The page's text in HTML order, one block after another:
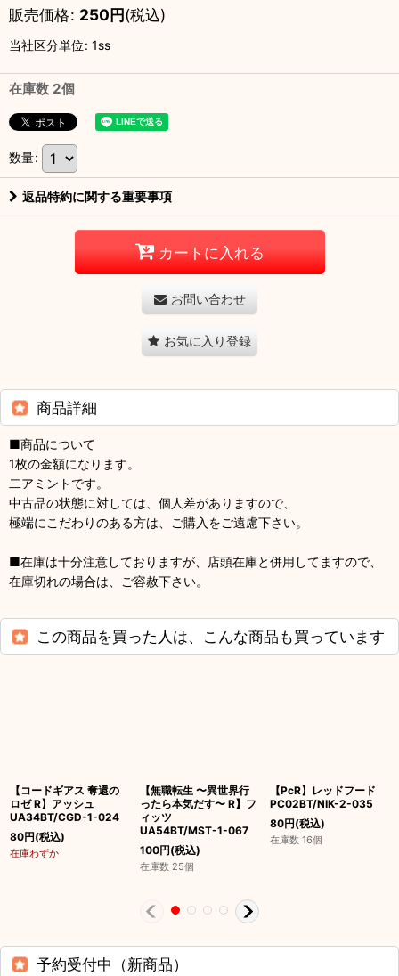
販売価格: 250円(税込)
当社区分単位: 1ss
在庫数 2個
数量:
返品特約に関する重要事項
カートに入れる
お問い合わせ
お気に入り登録
商品詳細
■商品について
1枚の金額になります。
二アミントです。
中古品の状態に対しては、個人差がありますので、
極端にこだわりのある方は、ご購入をご遠慮下さい。
■在庫は十分注意しておりますが、店頭在庫と併用してますので、
在庫切れの場合は、ご容赦下さい。
この商品を買った人は、こんな商品も買っています
【コードギアス 奪還の
ロゼ R】アッシュ
UA34BT/CGD-1-024
80円(税込)
在庫わずか
【無職転生 〜異世界行
ったら本気だす〜 R】フ
ィッツ
UA54BT/MST-1-067
100円(税込)
在庫数 25個
【PcR】レッドフード
PC02BT/NIK-2-035
80円(税込)
在庫数 16個
予約受付中（新商品）